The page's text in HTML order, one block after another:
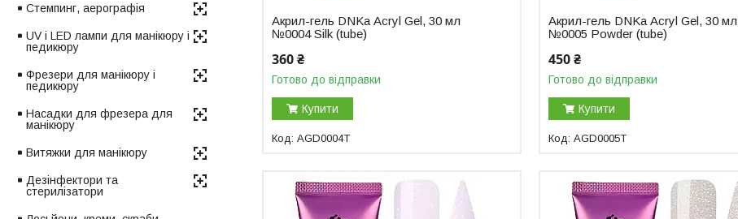
Акрил-гель DNKa Аcryl Gel, 30 мл
№0004 Silk (tube)
360 ₴
Готово до відправки
Купити
AGD0004T
Акрил-гель DNKa Аcryl Gel, 30 мл
№0005 Powder (tube)
450 ₴
Готово до відправки
Купити
AGD0005T
Стемпинг, аерографія
UV і LED лампи для манікюру і
педикюру
Фрезери для манікюру і
педикюру
Насадки для фрезера для
манікюру
Витяжки для манікюру
Дезінфектори та
стерилізатори